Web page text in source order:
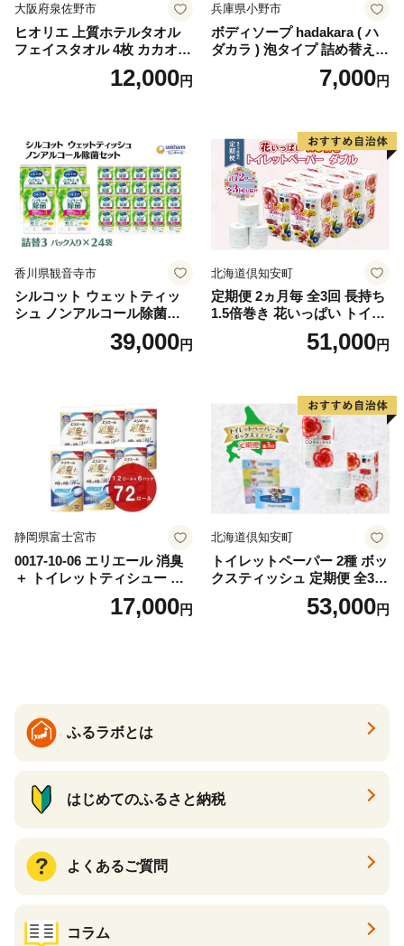
大阪府泉佐野市
ヒオリエ 上質ホテルタオル
フェイスタオル 4枚 カカオ
【タオル 泉州タオル 吸水 普
段使い 無地 シンプル 日用品
12,000円
兵庫県小野市
ボディソープ hadakara ( ハ
ダカラ ) 泡タイプ 詰め替え 4
40ml×4袋 ボディーソープ 泡
ボディソープ 泡 日用品 消耗
泡石鹸 石鹸 兵庫 兵庫県 小野
7,000円
香川県観音寺市
シルコット ウェットティッ
シュ ノンアルコール除菌詰
替（43枚×3P）×24袋 日用品
おもちゃ 拭き取り 手拭き 外
39,000円
北海道倶知安町
定期便 2ヵ月毎 全3回 長持ち
1.5倍巻き 花いっぱい トイレ
ットペーパー ダブル 45ｍ 計
72ロール 全18種 花柄 プリン
ー 消耗品 備蓄 送料無料 北海
道 倶知安町 日用品
51,000円
静岡県富士宮市
0017-10-06 エリエール 消臭
＋ トイレットティシュー し
っかり香るフレッシュクリア
の香り ダブル 12ロール×6パ
17,000円
北海道倶知安町
トイレットペーパー 2種 ボッ
クスティッシュ 定期便 全3
回 日本製 まとめ買い 防災
常備品 日用雑貨 消耗品 生活
53,000円
ふるラボとは
はじめてのふるさと納税
よくあるご質問
コラム